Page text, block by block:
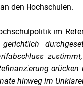
den Hochschulen.
im
gerichtlich
hinweg im